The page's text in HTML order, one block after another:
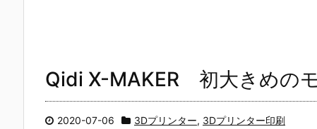
Qidi X-MAKER 初大きめの
2020-07-06 3Dプリンター, 3Dプリンター印刷